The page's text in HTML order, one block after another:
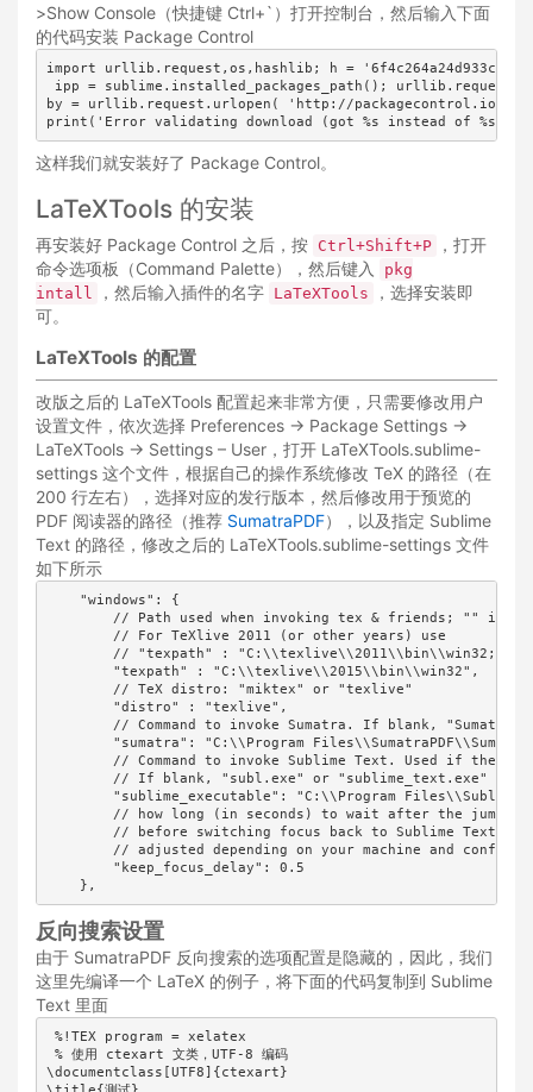
>Show Console（快捷键 Ctrl+`）打开控制台，然后输入下面
的代码安装 Package Control
import urllib.request,os,hashlib; h =
ipp = sublime.installed_packages_path();
by = urllib.request.urlopen( 'http://packagecontrol.io/'
print('Error validating download (got %s instead of
这样我们就安装好了 Package Control。
LaTeXTools 的安装
再安装好 Package Control 之后，按 Ctrl+Shift+P
，打开
命令选项板（Command Palette），然后键入
pkg
intall
，然后输入插件的名字 LaTeXTools
，选择安装即
可。
LaTeXTools 的配置
改版之后的 LaTeXTools 配置起来非常方便，只需要修改用户
设置文件，依次选择 Preferences -> Package Settings ->
LaTeXTools -> Settings – User，打开 LaTeXTools.sublime-
settings 这个文件，根据自己的操作系统修改 TeX 的路径（在
200 行左右），选择对应的发行版本，然后修改用于预览的
PDF 阅读器的路径（推荐 SumatraPDF），以及指定 Sublime
Text 的路径，修改之后的 LaTeXTools.sublime-settings 文件
如下所示
    "windows": {
// Path used when invoking tex & friends; "" is
        // For TeXlive 2011 (or other years) use
// "texpath" :
        "texpath" : "C:\\texlive\\2015\\bin\\win32",
        // TeX distro: "miktex" or "texlive"
        "distro" : "texlive",
// Command to invoke Sumatra. If blank,
"sumatra": "C:\\Program
// Command to invoke Sublime Text. Used if the
// If blank, "subl.exe" or "sublime_text.exe"
"sublime_executable": "C:\\Program Files\\Sublime
// how long (in seconds) to wait after the
// before switching focus back to Sublime Text.
// adjusted depending on your machine and
        "keep_focus_delay": 0.5
    },
反向搜索设置
由于 SumatraPDF 反向搜索的选项配置是隐藏的，因此，我们
这里先编译一个 LaTeX 的例子，将下面的代码复制到 Sublime
Text 里面
%!TEX program = xelatex
% 使用 ctexart 文类，UTF-8 编码
\documentclass[UTF8]{ctexart}